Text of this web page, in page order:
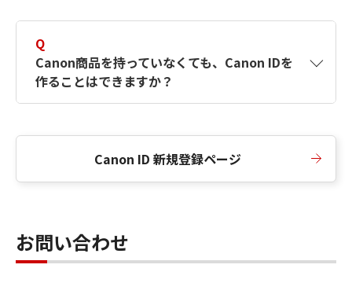
Q
Canon商品を持っていなくても、Canon IDを
作ることはできますか？
Canon ID 新規登録ページ
お問い合わせ